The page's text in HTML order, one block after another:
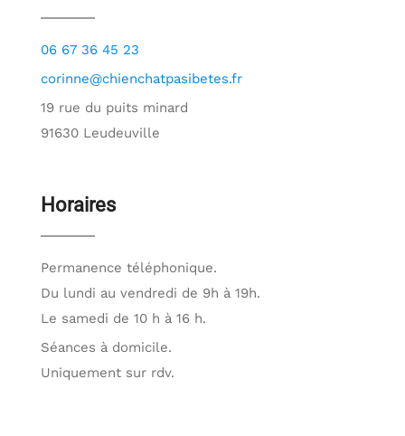
06 67 36 45 23
corinne@chienchatpasibetes.fr
19 rue du puits minard
91630 Leudeuville
Horaires
Permanence téléphonique.
Du lundi au vendredi de 9h à 19h.
Le samedi de 10 h à 16 h.
Séances à domicile.
Uniquement sur rdv.